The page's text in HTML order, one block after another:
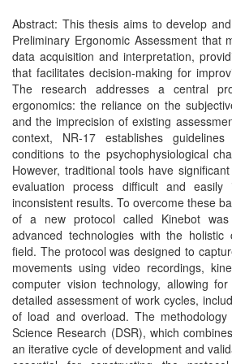
Abstract: This thesis aims to develop
Preliminary Ergonomic Assessment that
data acquisition and interpretation,
that facilitates decision-making for
The research addresses a central
ergonomics: the reliance on the
and the imprecision of existing
context, NR-17 establishes
conditions to the psychophysiological
However, traditional tools have
evaluation process difficult and easily
inconsistent results. To overcome these
of a new protocol called Kinebot was
advanced technologies with the
field. The protocol was designed to
movements using video recordings,
computer vision technology, allowing
detailed assessment of work cycles,
of load and overload. The methodology
Science Research (DSR), which
an iterative cycle of development and